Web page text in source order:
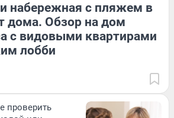
набережная с пляжем в
дома. Обзор на дом
с видовыми квартирами
лобби
проверить